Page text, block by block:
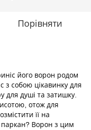
Порівняти
його ворон родом
з собою цікавинку для
для душі та затишку.
отож для
її на
Ворон з цим